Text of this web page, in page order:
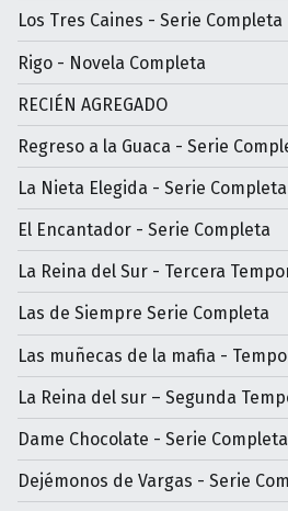
Los Tres Caines - Serie Completa
Rigo - Novela Completa
RECIÉN AGREGADO
Regreso a la Guaca - Serie
La Nieta Elegida - Serie
El Encantador - Serie Completa
La Reina del Sur - Tercera
Las de Siempre Serie Completa
Las muñecas de la mafia -
La Reina del sur – Segunda
Dame Chocolate - Serie Completa
Dejémonos de Vargas - Serie